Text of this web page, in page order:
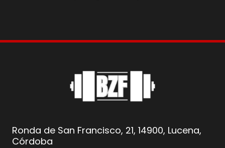
Ronda de San Francisco, 21, 14900, Lucena,
Córdoba